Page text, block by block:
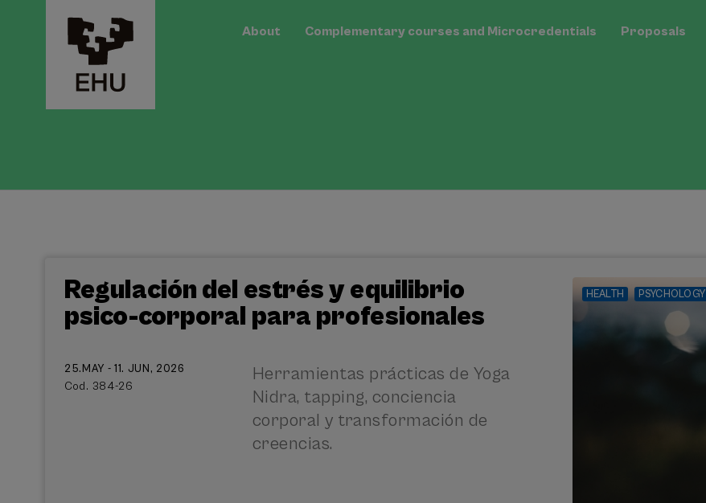
Ehuprest:
About Complementary courses and Microcredentials Proposals
HEALTH PSYCHOLOGY
Regulación del estrés y equilibrio
psico-corporal para profesionales
25.MAY - 11. JUN, 2026
Cod. 384-26
Herramientas prácticas de Yoga
Nidra, tapping, conciencia
corporal y transformación de
creencias.